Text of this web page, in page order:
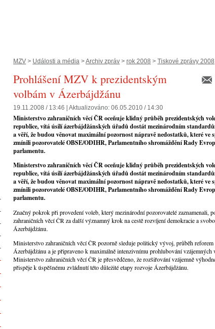
MZV > Události a média >Archiv zpráv > rok 2008 > Tiskové zprávy 2008
Prohlášení MZV k prezidentským
volbám v Ázerbájdžánu
19.11.2008 / 13:46 | Aktualizováno: 06.05.2010 / 14:30
Ministerstvo zahraničních věcí ČR oceňuje klidný průběh prezidentských
republice, vítá úsilí ázerbájdžánských úřadů dostát mezinárodním
a věří, že budou věnovat maximální pozornost nápravě nedostatků, které ve
zmínili pozorovatelé OBSE/ODIHR, Parlamentního shromáždění Rady
parlamentu.
Ministerstvo zahraničních věcí ČR oceňuje klidný průběh prezidentských
republice, vítá úsilí ázerbájdžánských úřadů dostát mezinárodním
a věří, že budou věnovat maximální pozornost nápravě nedostatků, které ve
zmínili pozorovatelé OBSE/ODIHR, Parlamentního shromáždění Rady
parlamentu.
Značný pokrok při provedení voleb, který mezinárodní pozorovatelé zaznamenali,
zahraničních věcí ČR za další významný krok na cestě rozvíjení demokracie a
Ázerbájdžánu.
Ministerstvo zahraničních věcí ČR pozorně sleduje politický vývoj, průběh
Ázerbájdžánu a je připraveno k maximálně intenzivnímu prohlubování vzájemných
Ministerstvo zahraničních věcí ČR je přesvědčeno, že rozšiřování vzájemně
přispěje k úspěšnému zvládnutí této důležité etapy rozvoje Ázerbájdžánu.